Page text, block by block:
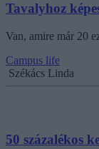
Tavalyhoz
Van, amire már 20
Campus life
Székács Linda
50 százalékos